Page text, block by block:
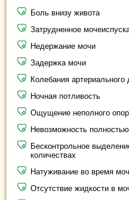
Боль внизу живота
Затрудненное
Недержание мочи
Задержка мочи
Колебания артериального
Ночная потливость
Ощущение неполного
Невозможность
Бесконтрольное
количествах
Натуживание во время
Отсутствие жидкости в